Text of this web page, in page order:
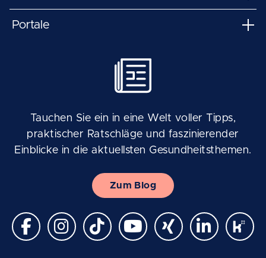
Portale
Tauchen Sie ein in eine Welt voller Tipps,
praktischer Ratschläge und faszinierender
Einblicke in die aktuellsten Gesundheitsthemen.
Zum Blog